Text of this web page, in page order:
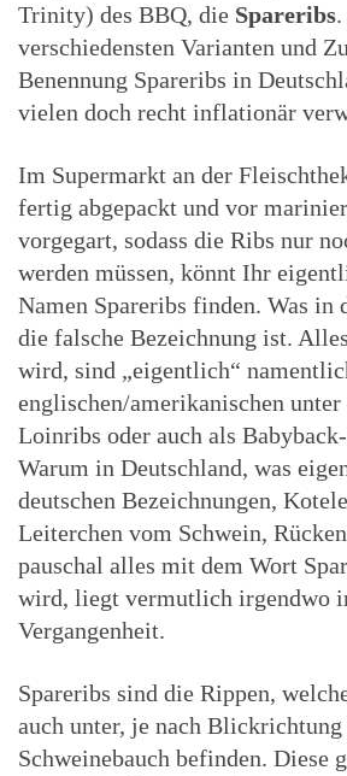
Trinity) des BBQ, die Spareribs
verschiedensten Varianten und
Benennung Spareribs in
vielen doch recht inflationär
Im Supermarkt an der
fertig abgepackt und vor
vorgegart, sodass die Ribs nur
werden müssen, könnt Ihr
Namen Spareribs finden. Was in
die falsche Bezeichnung ist.
wird, sind „eigentlich“
englischen/amerikanischen unter
Loinribs oder auch als
Warum in Deutschland, was
deutschen Bezeichnungen,
Leiterchen vom Schwein,
pauschal alles mit dem Wort
wird, liegt vermutlich irgendwo
Vergangenheit.
Spareribs sind die Rippen,
auch unter, je nach Blickrichtung
Schweinebauch befinden. Diese